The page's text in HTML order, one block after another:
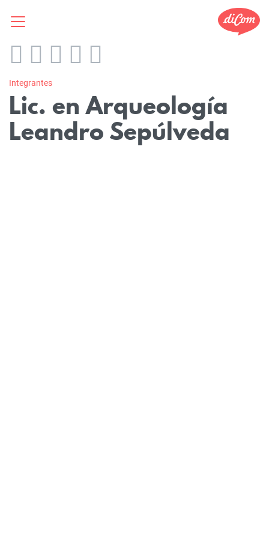
Integrantes
Lic. en Arqueología
Leandro Sepúlveda